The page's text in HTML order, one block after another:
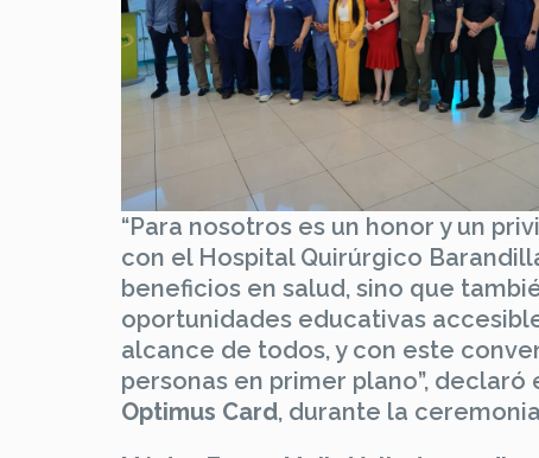
“Para nosotros es un honor y un
con el Hospital Quirúrgico
beneficios en salud, sino que
oportunidades educativas
alcance de todos, y con este
personas en primer plano”, declaró
Optimus Card, durante la